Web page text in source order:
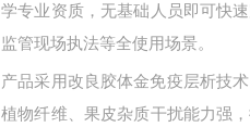
学专业资质，无基础人员即可快
监管现场执法等全使用场景。
产品采用改良胶体金免疫层析技
植物纤维、果皮杂质干扰能力强